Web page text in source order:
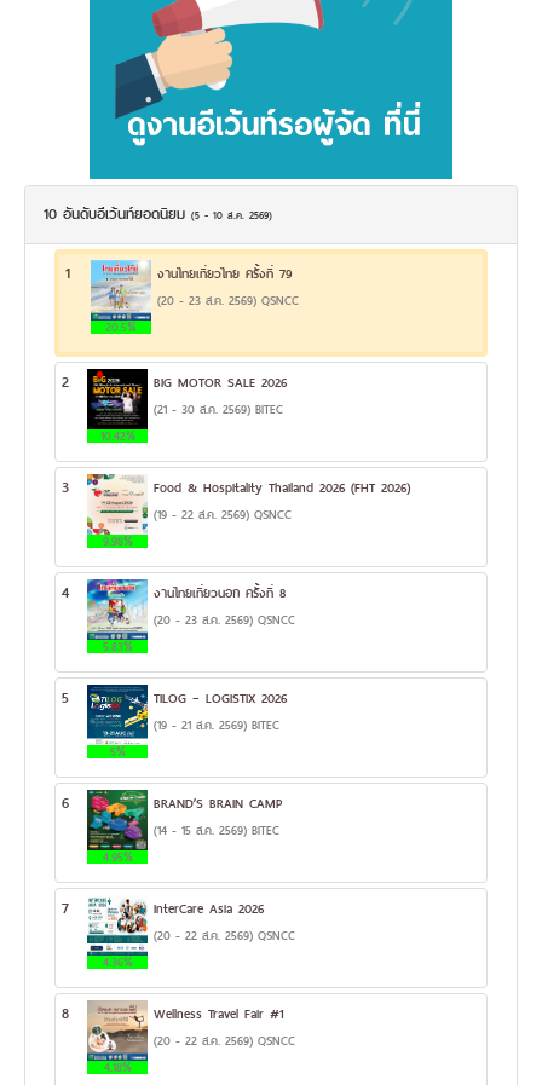
10 อันดับอีเว้นท์ยอดนิยม (5 - 10 ส.ค. 2569)
1
20.5%
งานไทยเที่ยวไทย ครั้งที่ 79
(20 - 23 ส.ค. 2569) QSNCC
2
10.42%
BIG MOTOR SALE 2026
(21 - 30 ส.ค. 2569) BITEC
3
9.98%
Food & Hospitality Thailand 2026 (FHT 2026)
(19 - 22 ส.ค. 2569) QSNCC
4
5.83%
งานไทยเที่ยวนอก ครั้งที่ 8
(20 - 23 ส.ค. 2569) QSNCC
5
5%
TILOG – LOGISTIX 2026
(19 - 21 ส.ค. 2569) BITEC
6
4.95%
BRAND’S BRAIN CAMP
(14 - 15 ส.ค. 2569) BITEC
7
4.36%
InterCare Asia 2026
(20 - 22 ส.ค. 2569) QSNCC
8
4.18%
Wellness Travel Fair #1
(20 - 22 ส.ค. 2569) QSNCC